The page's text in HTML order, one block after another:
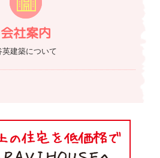
会社案内
英建築について